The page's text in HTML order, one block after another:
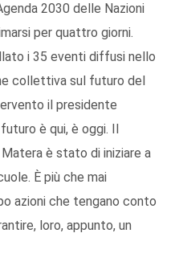
2030 delle Nazioni
per quattro giorni.
i 35 eventi diffusi nello
collettiva sul futuro del
il presidente
è qui, è oggi. Il
è stato di iniziare a
È più che mai
azioni che tengano conto
loro, appunto, un